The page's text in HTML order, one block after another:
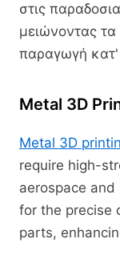
στις
μειώνοντας
παραγωγή κατ'
Metal 3D
Metal 3D
require high-
aerospace
for the precise
parts,